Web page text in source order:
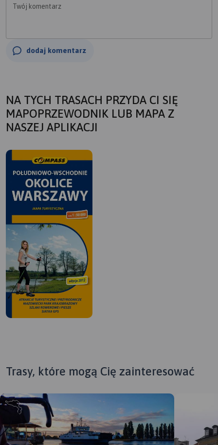
Twój komentarz
dodaj komentarz
NA TYCH TRASACH PRZYDA CI SIĘ
MAPOPRZEWODNIK LUB MAPA Z
NASZEJ APLIKACJI
Trasy, które mogą Cię zainteresować